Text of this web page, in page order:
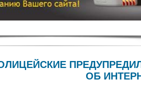
ОБ